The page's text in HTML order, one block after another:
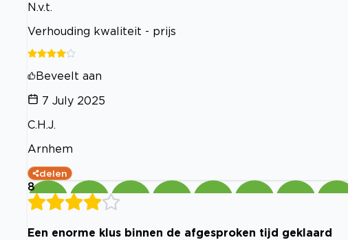
N.v.t.
Verhouding kwaliteit - prijs
Beveelt aan
7 July 2025
C.H.J.
Arnhem
delen
8
Een enorme klus binnen de afgesproken tijd geklaard